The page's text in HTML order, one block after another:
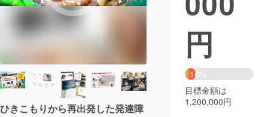
ビジネス・起業
CAMPFIRE for Social Good CAMPFIRE Creation
CAMPFIREふるさと納税machi-ya コミュニティ
ひきこもりから再出発した発達障
円
16%
目標金額は
1,200,000円